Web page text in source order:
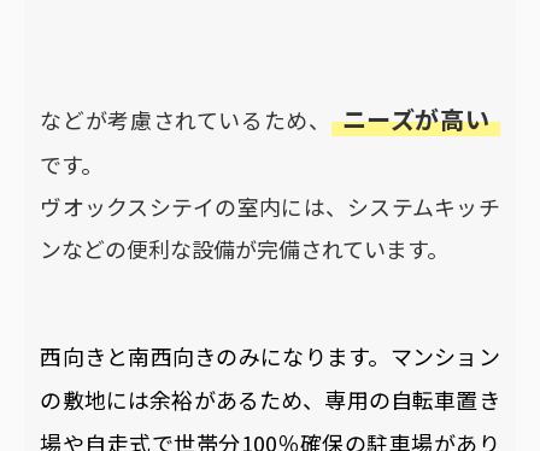
などが考慮されているため、 ニーズが高い
です。
ヴオックスシテイの室内には、システムキッチ
ンなどの便利な設備が完備されています。
西向きと南西向きのみになります。マンション
の敷地には余裕があるため、専用の自転車置き
場や自走式で世帯分100％確保の駐車場があり